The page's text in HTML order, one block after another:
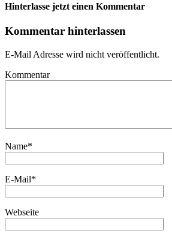
Hinterlasse jetzt einen Kommentar
Kommentar hinterlassen
E-Mail Adresse wird nicht veröffentlicht.
Kommentar
Name*
E-Mail*
Webseite